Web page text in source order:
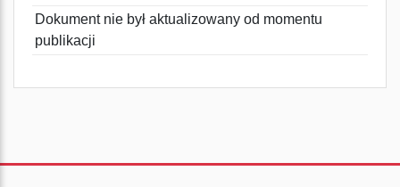
Dokument nie był aktualizowany od momentu
publikacji